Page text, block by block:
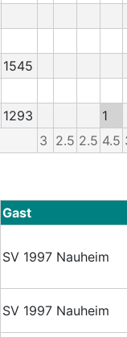
1545
1293
1
3 2.5 2.5 4.5
Gast
SV 1997 Nauheim
SV 1997 Nauheim